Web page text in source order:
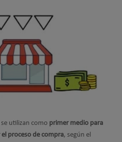
se utilizan como primer medio para
proceso de compra, según el